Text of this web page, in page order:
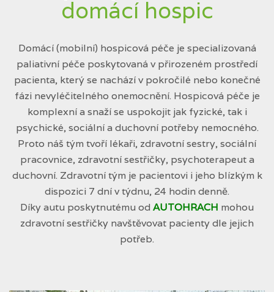
domácí hospic
Domácí (mobilní) hospicová péče je specializovaná
paliativní péče poskytovaná v přirozeném prostředí
pacienta, který se nachází v pokročilé nebo konečné
fázi nevyléčitelného onemocnění. Hospicová péče je
komplexní a snaží se uspokojit jak fyzické, tak i
psychické, sociální a duchovní potřeby nemocného.
Proto náš tým tvoří lékaři, zdravotní sestry, sociální
pracovnice, zdravotní sestřičky, psychoterapeut a
duchovní. Zdravotní tým je pacientovi i jeho blízkým k
dispozici 7 dní v týdnu, 24 hodin denně.
Díky autu poskytnutému od AUTOHRACH mohou
zdravotní sestřičky navštěvovat pacienty dle jejich
potřeb.